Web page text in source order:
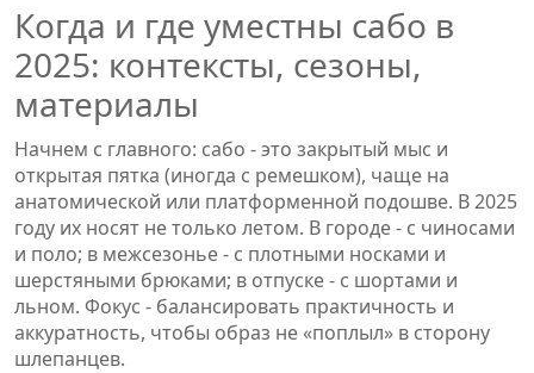
Когда и где уместны сабо в
2025: контексты, сезоны,
материалы
Начнем с главного: сабо - это закрытый мыс и
открытая пятка (иногда с ремешком), чаще на
анатомической или платформенной подошве. В 2025
году их носят не только летом. В городе - с чиносами
и поло; в межсезонье - с плотными носками и
шерстяными брюками; в отпуске - с шортами и
льном. Фокус - балансировать практичность и
аккуратность, чтобы образ не «поплыл» в сторону
шлепанцев.